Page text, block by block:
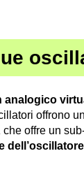
analogico
offrono
offre un